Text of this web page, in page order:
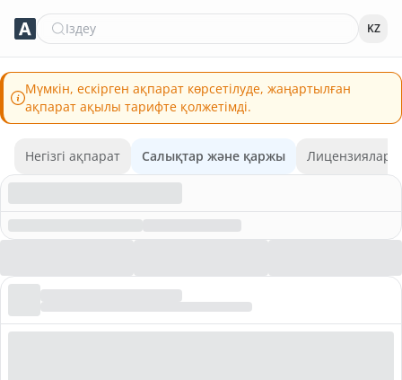
Іздеу KZ
Мүмкін, ескірген ақпарат көрсетілуде, жаңартылған
ақпарат ақылы тарифте қолжетімді.
Негізгі ақпарат Салықтар және қаржы Лицензиялар